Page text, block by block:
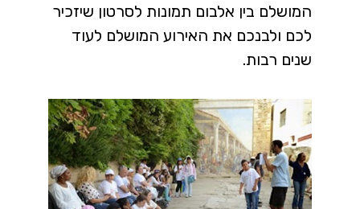
המושלם בין אלבום תמונות לסרטון שיזכיר
לכם ולבנכם את האירוע המושלם לעוד
שנים רבות.